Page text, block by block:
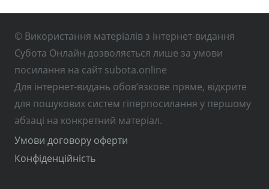
© Використання матеріалів з інтернет-видання
Субота Онлайн дозволяється лише за умови
посилання на сайт subota.online
Для інтернет-видань обов’язкове пряме, відкрите
для пошукових систем гіперпосилання у першому
абзаці на конкретний матеріал.
Умови договору оферти
Конфіденційність